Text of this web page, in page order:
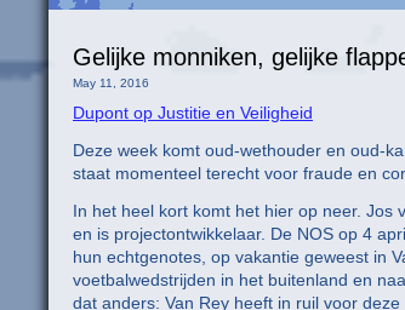
Gelijke monniken, gelijke
May 11, 2016
Dupont op Justitie en Veiligheid
Deze week komt oud-wethouder en oud-
staat momenteel terecht voor fraude en
In het heel kort komt het hier op neer. Jos
en is projectontwikkelaar. De NOS op 4
hun echtgenotes, op vakantie geweest in
voetbalwedstrijden in het buitenland en
dat anders: Van Rey heeft in ruil voor